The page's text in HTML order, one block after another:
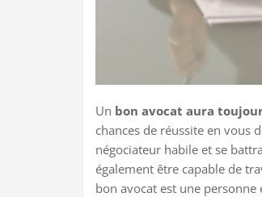
Un bon avocat aura
chances de réussite en vous
négociateur habile et se
également être capable de
bon avocat est une